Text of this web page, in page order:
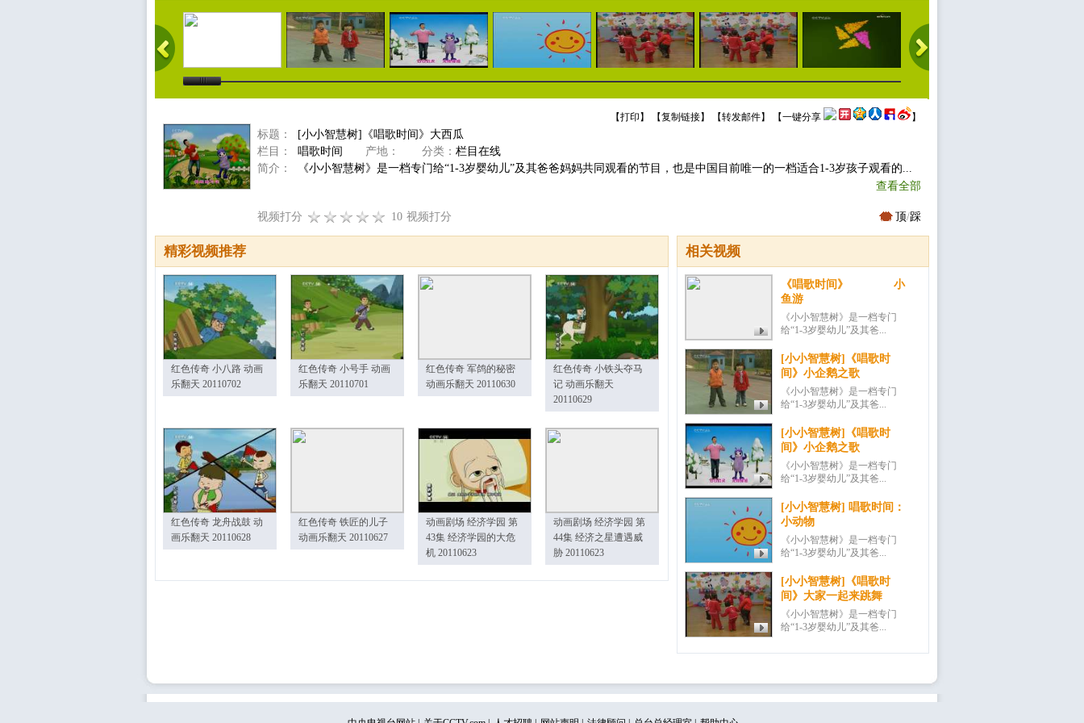
【打印 】 【复制链接】 【转发邮件】 【一键分享 】
标题：
[小小智慧树]《唱歌时间》大西瓜
栏目：
唱歌时间 产地： 分类： 栏目在线
简介：
《小小智慧树》是一档专门给“1-3岁婴幼儿”及其爸爸妈妈共同观看的节目，也是中国目前唯一的一档适合1-3岁孩子观看的...
查看全部
视频打分 10 视频打分 顶/踩
相关视频
《唱歌时间》 小
鱼游
《小小智慧树》是一档专门
给“1-3岁婴幼儿”及其爸...
[小小智慧树]《唱歌时
间》小企鹅之歌
《小小智慧树》是一档专门
给“1-3岁婴幼儿”及其爸...
[小小智慧树]《唱歌时
间》小企鹅之歌
《小小智慧树》是一档专门
给“1-3岁婴幼儿”及其爸...
[小小智慧树] 唱歌时间：
小动物
《小小智慧树》是一档专门
给“1-3岁婴幼儿”及其爸...
[小小智慧树]《唱歌时
间》大家一起来跳舞
《小小智慧树》是一档专门
给“1-3岁婴幼儿”及其爸...
精彩视频推荐
红色传奇 小八路 动画
乐翻天 20110702
红色传奇 小号手 动画
乐翻天 20110701
红色传奇 军鸽的秘密
动画乐翻天 20110630
红色传奇 小铁头夺马
记 动画乐翻天
20110629
红色传奇 龙舟战鼓 动
画乐翻天 20110628
红色传奇 铁匠的儿子
动画乐翻天 20110627
动画剧场 经济学园 第
43集 经济学园的大危
机 20110623
动画剧场 经济学园 第
44集 经济之星遭遇威
胁 20110623